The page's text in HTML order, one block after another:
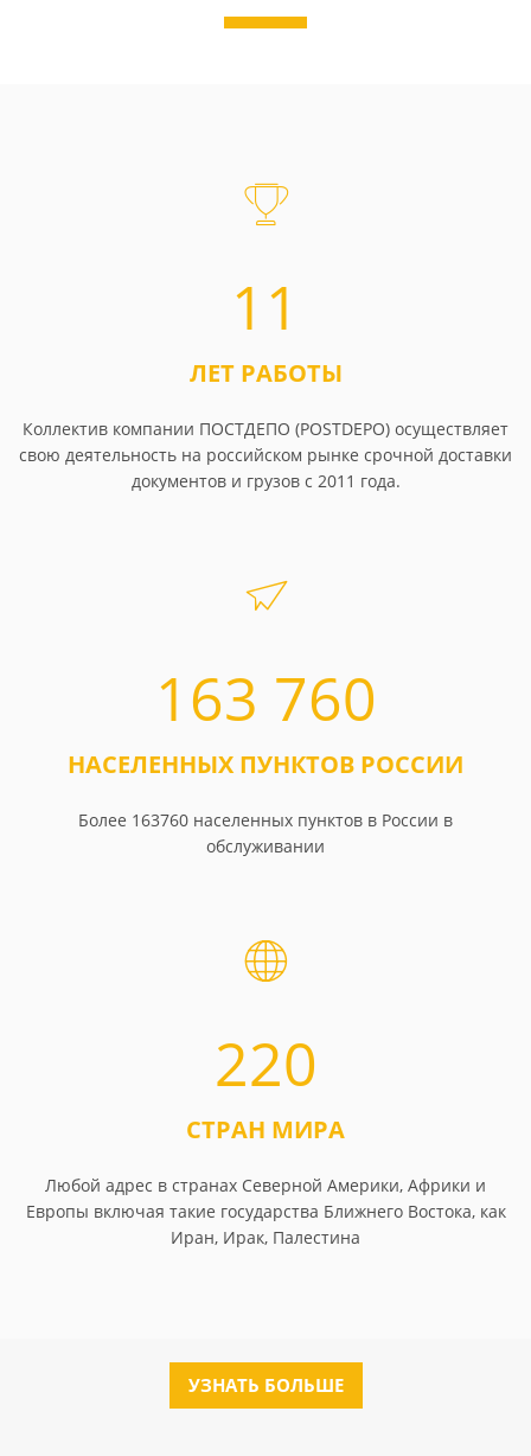
11
ЛЕТ РАБОТЫ
Коллектив компании ПОСТДЕПО (POSTDEPO) осуществляет
свою деятельность на российском рынке срочной доставки
документов и грузов с 2011 года.
163 760
НАСЕЛЕННЫХ ПУНКТОВ РОССИИ
Более 163760 населенных пунктов в России в
обслуживании
220
СТРАН МИРА
Любой адрес в странах Северной Америки, Африки и
Европы включая такие государства Ближнего Востока, как
Иран, Ирак, Палестина
УЗНАТЬ БОЛЬШЕ